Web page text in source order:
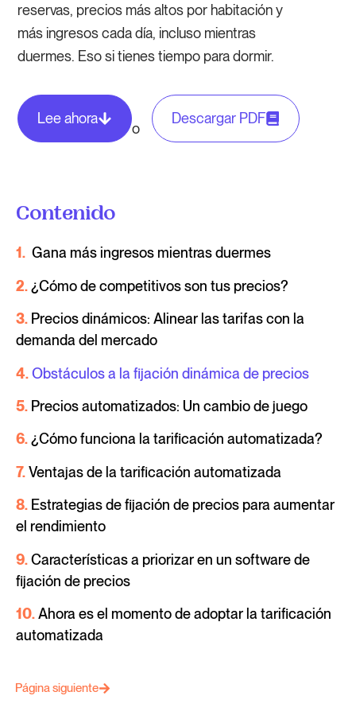
reservas, precios más altos por habitación y
más ingresos cada día, incluso mientras
duermes. Eso si tienes tiempo para dormir.
Lee ahora
o
Descargar PDF
Contenido
1. Gana más ingresos mientras duermes
2.¿Cómo de competitivos son tus precios?
3. Precios dinámicos: Alinear las tarifas con la
demanda del mercado
4.Obstáculos a la fijación dinámica de precios
5. Precios automatizados: Un cambio de juego
6.¿Cómo funciona la tarificación automatizada?
7.Ventajas de la tarificación automatizada
8. Estrategias de fijación de precios para aumentar
el rendimiento
9.Características a priorizar en un software de
fijación de precios
10.Ahora es el momento de adoptar la tarificación
automatizada
Página siguiente